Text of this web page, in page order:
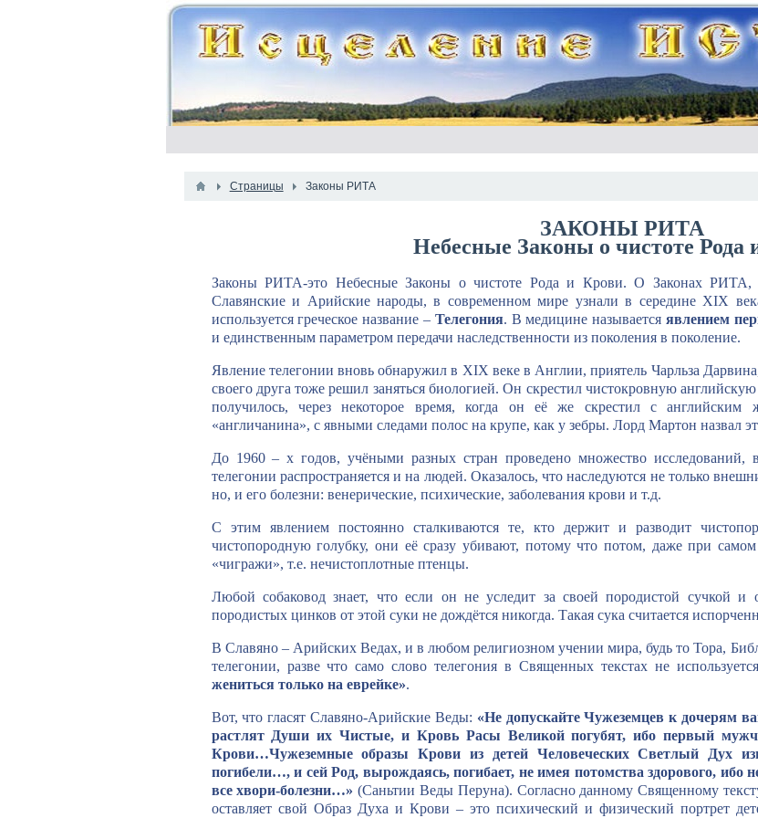
Страницы Законы РИТА
ЗАКОНЫ РИТА
Небесные Законы о чистоте Рода
Законы РИТА-это Небесные Законы о чистоте Рода и Крови. О Законах
Славянские и Арийские народы, в современном мире узнали в середине XIX
используется греческое название – Телегония. В медицине называетсяявлением
и единственным параметром передачи наследственности из поколения в поколение.
Явление телегонии вновь обнаружил в XIX веке в Англии, приятель Чарльза
своего друга тоже решил заняться биологией. Он скрестил чистокровную
получилось, через некоторое время, когда он её же скрестил с английским
«англичанина», с явными следами полос на крупе, как у зебры. Лорд Мартон назвал
До 1960 – х годов, учёными разных стран проведено множество исследований,
телегонии распространяется и на людей. Оказалось, что наследуются не только
но, и его болезни: венерические, психические, заболевания крови и т.д.
С этим явлением постоянно сталкиваются те, кто держит и разводит
чистопородную голубку, они её сразу убивают, потому что потом, даже при
«чигражи», т.е. нечистоплотные птенцы.
Любой собаковод знает, что если он не уследит за своей породистой сучкой и
породистых цинков от этой суки не дождётся никогда. Такая сука считается
В Славяно – Арийских Ведах, и в любом религиозном учении мира, будь то Тора,
телегонии, разве что само слово телегония в Священных текстах не
жениться только на еврейке».
Вот, что гласят Славяно-Арийские Веды: «Не допускайте Чужеземцев к дочерям
растлят Души их Чистые, и Кровь Расы Великой погубят, ибо первый
Крови…Чужеземные образы Крови из детей Человеческих Светлый Дух
погибели…, и сей Род, вырождаясь, погибает, не имея потомства здорового, ибо
все хвори-болезни…» (Саньтии Веды Перуна). Согласно данному Священному
оставляет свой Образ Духа и Крови – это психический и физический портрет